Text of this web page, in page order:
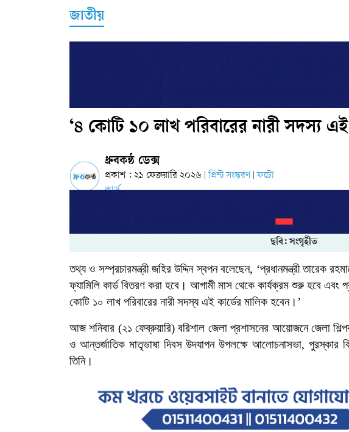
জাতীয়
‘৪ কোটি ১০ লাখ পরিবারের নারী সদস্য এই
ধ্রুবকন্ঠ ডেক্স
প্রকাশ : ২১ ফেব্রুয়ারি ২০২৬ প্রিন্ট সংস্করণ ফটো
কার্ড
ছবি: সংগৃহীত
তথ্য ও সম্প্রচারমন্ত্রী জহির উদ্দিন স্বপন বলেছেন, ‘প্রধানমন্ত্রী তারেক
ফ্যামিলি কার্ড বিতরণ করা হবে। আগামী মাস থেকে কার্যক্রম শুরু হবে এবং
কোটি ১০ লাখ পরিবারের নারী সদস্য এই কার্ডের মালিক হবেন।’
আজ শনিবার (২১ ফেব্রুয়ারি)বরিশাল জেলা প্রশাসনের আয়োজনে জেলা
ও আন্তর্জাতিক মাতৃভাষা দিবস উদযাপন উপলক্ষে আলোচনাসভা,পুরস্কার
তিনি।